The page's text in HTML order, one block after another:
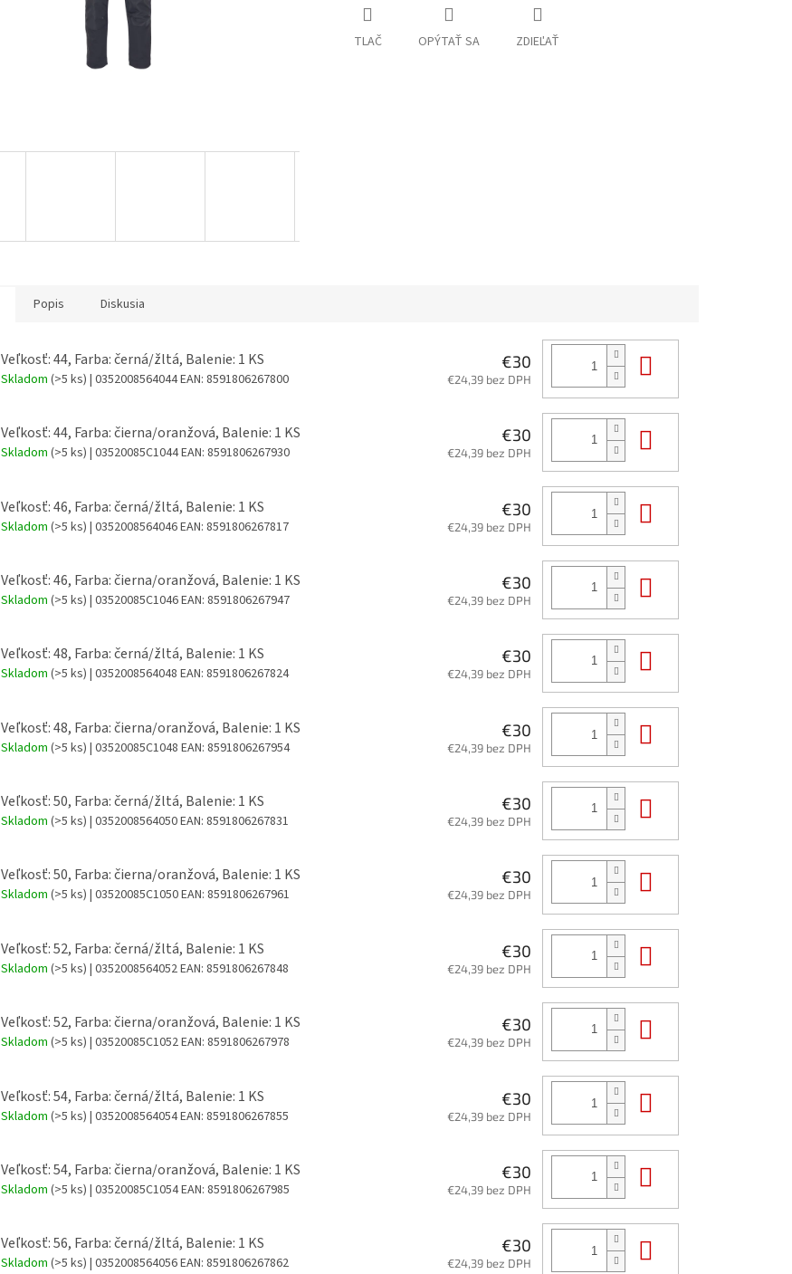
TLAČ OPÝTAŤ SA ZDIEĽAŤ
Popis Diskusia
Veľkosť: 44, Farba: černá/žltá, Balenie: 1 KS
Skladom (>5 ks) | 0352008564044EAN: 8591806267800
€30
€24,39 bez DPH
Veľkosť: 44, Farba: čierna/oranžová, Balenie: 1 KS
Skladom (>5 ks) | 03520085C1044EAN: 8591806267930
€30
€24,39 bez DPH
Veľkosť: 46, Farba: černá/žltá, Balenie: 1 KS
Skladom (>5 ks) | 0352008564046EAN: 8591806267817
€30
€24,39 bez DPH
Veľkosť: 46, Farba: čierna/oranžová, Balenie: 1 KS
Skladom (>5 ks) | 03520085C1046EAN: 8591806267947
€30
€24,39 bez DPH
Veľkosť: 48, Farba: černá/žltá, Balenie: 1 KS
Skladom (>5 ks) | 0352008564048 EAN: 8591806267824
€30
€24,39 bez DPH
Veľkosť: 48, Farba: čierna/oranžová, Balenie: 1 KS
Skladom (>5 ks) | 03520085C1048 EAN: 8591806267954
€30
€24,39 bez DPH
Veľkosť: 50, Farba: černá/žltá, Balenie: 1 KS
Skladom (>5 ks) | 0352008564050EAN: 8591806267831
€30
€24,39 bez DPH
Veľkosť: 50, Farba: čierna/oranžová, Balenie: 1 KS
Skladom (>5 ks) | 03520085C1050EAN: 8591806267961
€30
€24,39 bez DPH
Veľkosť: 52, Farba: černá/žltá, Balenie: 1 KS
Skladom (>5 ks) | 0352008564052EAN: 8591806267848
€30
€24,39 bez DPH
Veľkosť: 52, Farba: čierna/oranžová, Balenie: 1 KS
Skladom (>5 ks) | 03520085C1052EAN: 8591806267978
€30
€24,39 bez DPH
Veľkosť: 54, Farba: černá/žltá, Balenie: 1 KS
Skladom (>5 ks) | 0352008564054EAN: 8591806267855
€30
€24,39 bez DPH
Veľkosť: 54, Farba: čierna/oranžová, Balenie: 1 KS
Skladom (>5 ks) | 03520085C1054EAN: 8591806267985
€30
€24,39 bez DPH
Veľkosť: 56, Farba: černá/žltá, Balenie: 1 KS
Skladom (>5 ks) | 0352008564056EAN: 8591806267862
€30
€24,39 bez DPH